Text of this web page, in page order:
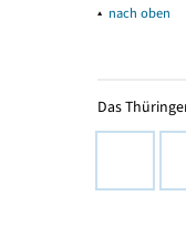
▴ nach oben
Das